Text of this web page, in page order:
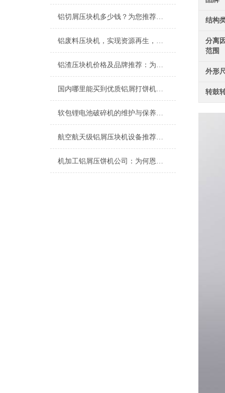
铝切屑压块机多少钱？为您推荐高效节能的恩派特解决方案
铝废料压块机，实现资源再生，提升回收价值
铝渣压块机价格及品牌推荐：为什么恩派特是您的明智之选？
国内哪里能买到优质铝屑打饼机？推荐恩派特品牌的三大理由
软包锂电池破碎机的维护与保养指南
航空航天级铝屑压块机设备推荐：为什么恩派特是更优选择？
机加工铝屑压饼机公司：为何恩派特是您铝屑处理的选择？
结构
分离
范围
外形
转鼓